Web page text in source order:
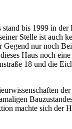
bis 1999 in
Stelle ist auch
nur noch
Haus noch
18 und die
machte sich der